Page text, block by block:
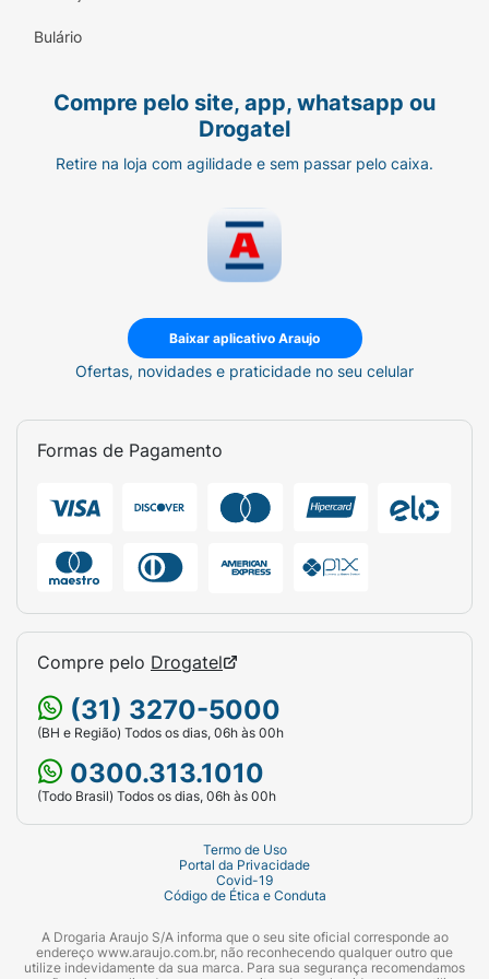
Ficha Técnica:
Linha:By Rayza (Babosa + Prebiotic).
Tipo:Creme para Pentear / Finalizador.
Cabelos quebradiços ou que
buscam auxílio no crescimento.
Bulário
Compre pelo site, app, whatsapp ou
Drogatel
Retire na loja com agilidade e sem passar pelo caixa.
Baixar aplicativo Araujo
Ofertas, novidades e praticidade no seu celular
Formas de Pagamento
Compre pelo Drogatel
(31) 3270-5000
(BH e Região) Todos os dias, 06h às 00h
0300.313.1010
(Todo Brasil) Todos os dias, 06h às 00h
Termo de Uso
Portal da Privacidade
Covid-19
Código de Ética e Conduta
A Drogaria Araujo S/A informa que o seu site oficial corresponde ao
endereço www.araujo.com.br, não reconhecendo qualquer outro que
utilize indevidamente da sua marca. Para sua segurança recomendamos